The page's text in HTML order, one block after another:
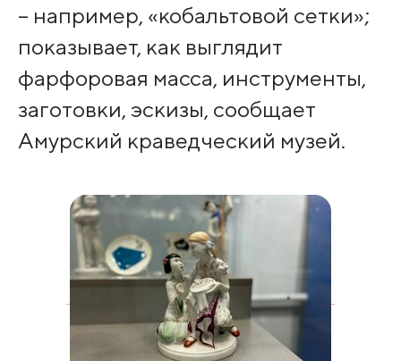
– например, «кобальтовой сетки»;
показывает, как выглядит
фарфоровая масса, инструменты,
заготовки, эскизы, сообщает
Амурский краведческий музей.